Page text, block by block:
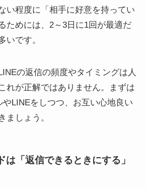
い程度に「相手に好意を持ってい
ためには、2～3日に1回が最適だ
いです。
の返信の頻度やタイミングは人
れが正解ではありません。まずは
LINEをしつつ、お互い心地良い
ましょう。
は「返信できるときにする」